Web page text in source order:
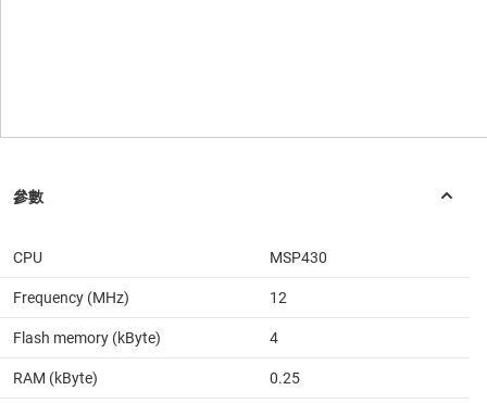
CPU MSP430
Frequency (MHz) 12
Flash memory (kByte) 4
RAM (kByte) 0.25